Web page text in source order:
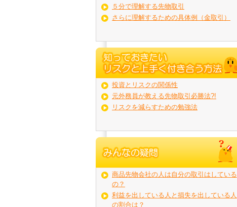
５分で理解する先物取引
さらに理解するための具体例（金取引）
投資とリスクの関係性
元外務員が教える先物取引必勝法?!
リスクを減らすための勉強法
商品先物会社の人は自分の取引はしている
の？
利益を出している人と損失を出している人
の割合は？